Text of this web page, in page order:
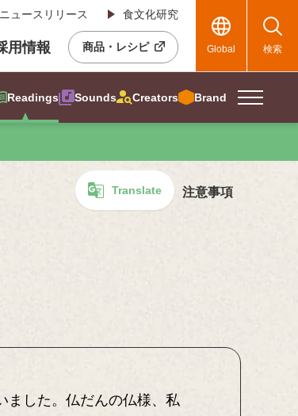
ニュースリリース 食文化研究
用情報 商品・レシピ Global 検索
Readings Sounds Creators Brand
Translate 注意事項
ました。仏だんの仏様、私